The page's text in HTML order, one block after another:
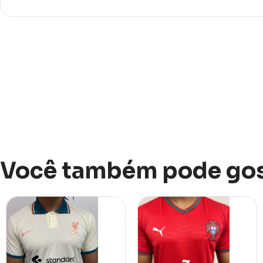
Você também pode